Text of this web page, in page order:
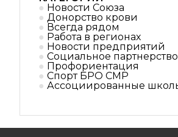
Новости Союза
Донорство крови
Всегда рядом
Работа в регионах
Новости предприятий
Социальное партнерствo
Профориентация
Спорт БРО СМР
Ассоциированные